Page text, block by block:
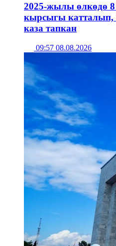
2025-жылы өлкөдө
кырсыгы катталып,
каза тапкан
09:57 08.08.2026